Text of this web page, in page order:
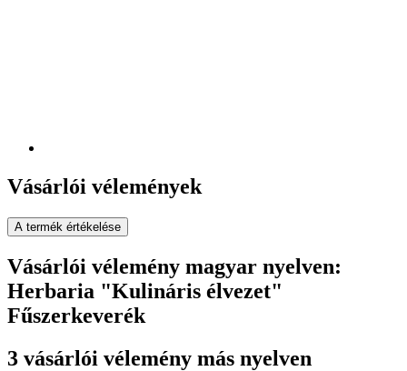
Vásárlói vélemények
A termék értékelése
Vásárlói vélemény magyar nyelven:
Herbaria "Kulináris élvezet"
Fűszerkeverék
3 vásárlói vélemény más nyelven